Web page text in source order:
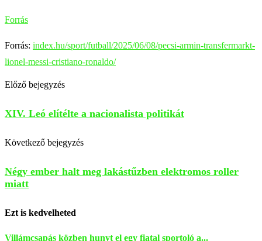
Forrás
Forrás: index.hu/sport/futball/2025/06/08/pecsi-armin-transfermarkt-
lionel-messi-cristiano-ronaldo/
Előző bejegyzés
XIV. Leó elítélte a nacionalista politikát
Következő bejegyzés
Négy ember halt meg lakástűzben elektromos roller
miatt
Ezt is kedvelheted
Villámcsapás közben hunyt el egy fiatal sportoló a...